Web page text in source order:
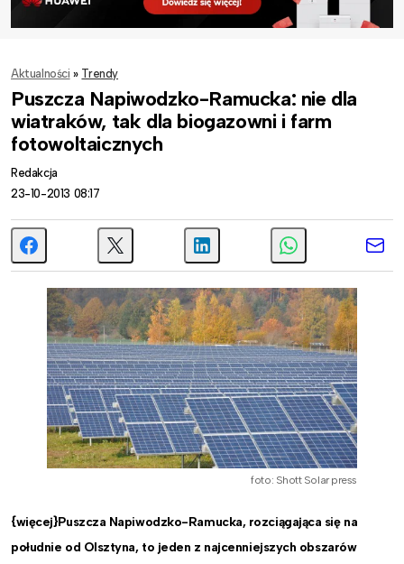
Aktualności » Trendy
Puszcza Napiwodzko-Ramucka: nie dla
wiatraków, tak dla biogazowni i farm
fotowoltaicznych
Redakcja
23-10-2013 08:17
foto: Shott Solar press
{więcej}Puszcza Napiwodzko-Ramucka, rozciągająca się na
południe od Olsztyna, to jeden z najcenniejszych obszarów